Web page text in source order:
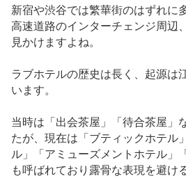
新宿や渋谷では繁華街のはずれに
高速道路のインターチェンジ周辺
見かけますよね。
ラブホテルの歴史は長く、起源は
います。
当時は「出会茶屋」「待合茶屋」
たが、現在は「ブティックホテル
ル」「アミューズメントホテル」
も呼ばれており露骨な表現を避け